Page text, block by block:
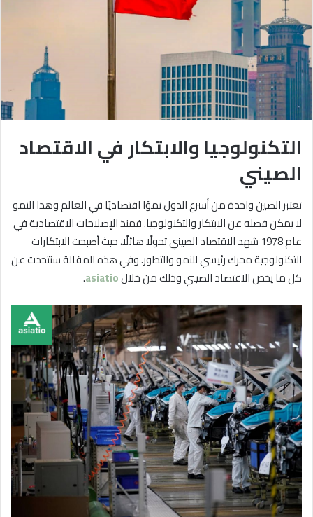
التكنولوجيا والابتكار في الاقتصاد
الصيني
تعتبر الصين واحدة من أسرع الدول نموًا اقتصاديًا في العالم وهذا النمو
لا يمكن فصله عن الابتكار والتكنولوجيا. فمنذ الإصلاحات الاقتصادية في
عام 1978 شهد الاقتصاد الصيني تحولًا هائلًا، حيث أصبحت الابتكارات
التكنولوجية محرك رئيسي للنمو والتطور. وفي هذه المقالة سنتحدث عن
كل ما يخص الاقتصاد الصيني وذلك من خلالasiatio
.